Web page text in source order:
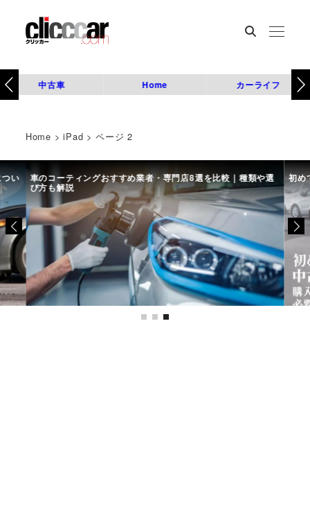
中古車 Home カーライフ
Home >iPad >ページ 2
い 車のコーティングおすすめ業者・専門店8選を比較｜種類や選
び方も解説
初め